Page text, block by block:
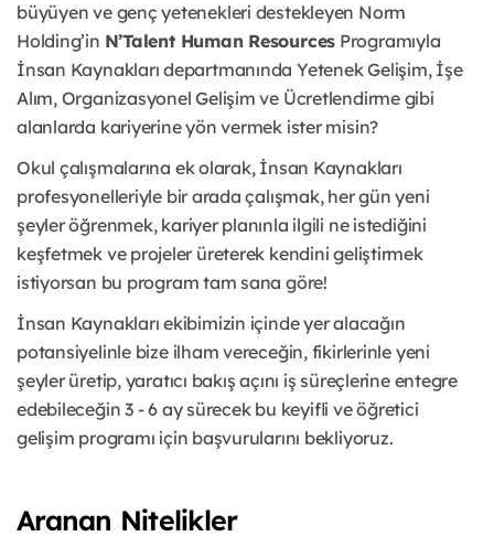
büyüyen ve genç yetenekleri destekleyen Norm
Holding’in N’Talent Human Resources Programıyla
İnsan Kaynakları departmanında Yetenek Gelişim, İşe
Alım, Organizasyonel Gelişim ve Ücretlendirme gibi
alanlarda kariyerine yön vermek ister misin?
Okul çalışmalarına ek olarak, İnsan Kaynakları
profesyonelleriyle bir arada çalışmak, her gün yeni
şeyler öğrenmek, kariyer planınla ilgili ne istediğini
keşfetmek ve projeler üreterek kendini geliştirmek
istiyorsan bu program tam sana göre!
İnsan Kaynakları ekibimizin içinde yer alacağın
potansiyelinle bize ilham vereceğin, fikirlerinle yeni
şeyler üretip, yaratıcı bakış açını iş süreçlerine entegre
edebileceğin 3 - 6 ay sürecek bu keyifli ve öğretici
gelişim programı için başvurularını bekliyoruz.
Aranan Nitelikler